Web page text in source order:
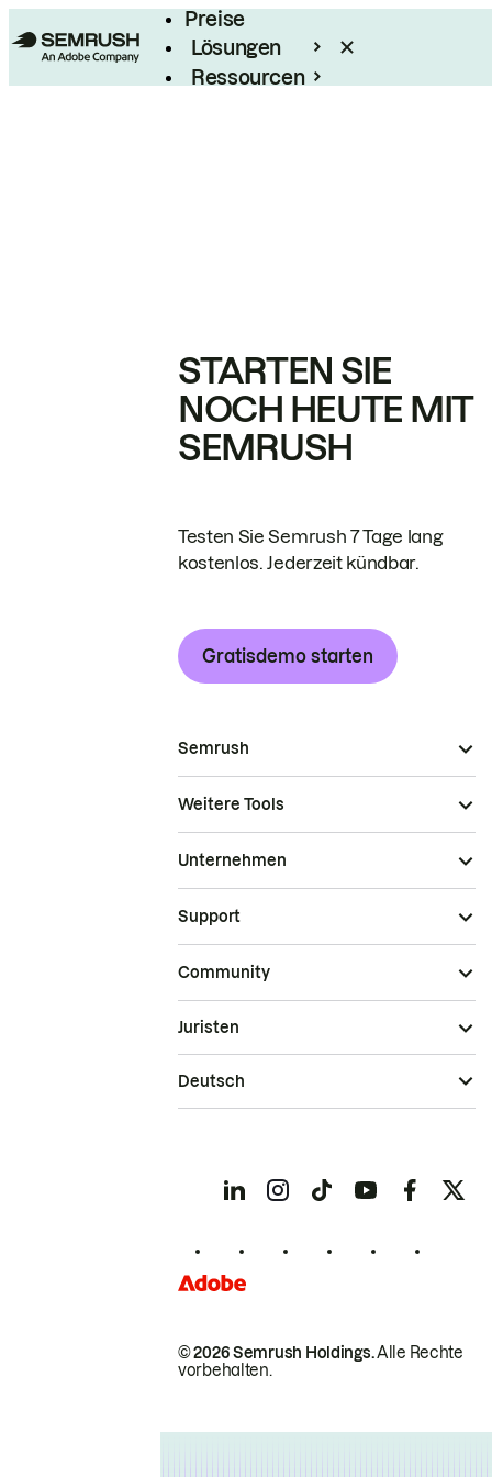
Preise
Lösungen
Ressourcen
STARTEN SIE
NOCH HEUTE MIT
SEMRUSH
Testen Sie Semrush 7 Tage lang
kostenlos. Jederzeit kündbar.
Gratisdemo starten
Semrush
Weitere Tools
Unternehmen
Support
Community
© 2026 Semrush Holdings.Alle Rechte
vorbehalten.
Juristen
Deutsch